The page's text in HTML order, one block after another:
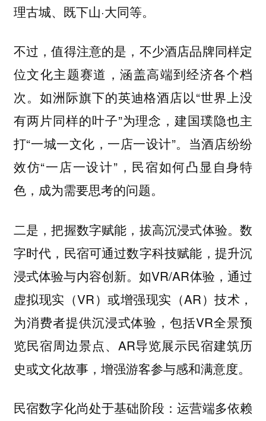
理古城、既下山·大同等。
不过，值得注意的是，不少酒店品牌同样定
位文化主题赛道，涵盖高端到经济各个档
次。如洲际旗下的英迪格酒店以“世界上没
有两片同样的叶子”为理念，建国璞隐也主
打“一城一文化，一店一设计”。当酒店纷纷
效仿“一店一设计”，民宿如何凸显自身特
色，成为需要思考的问题。
二是，把握数字赋能，拔高沉浸式体验。数
字时代，民宿可通过数字科技赋能，提升沉
浸式体验与内容创新。如VR/AR体验，通过
虚拟现实（VR）或增强现实（AR）技术，
为消费者提供沉浸式体验，包括VR全景预
览民宿周边景点、AR导览展示民宿建筑历
史或文化故事，增强游客参与感和满意度。
民宿数字化尚处于基础阶段：运营端多依赖